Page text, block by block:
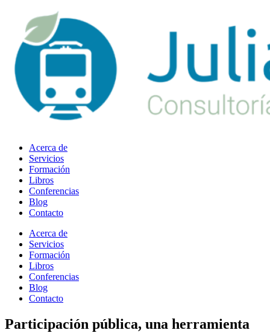
contenido
Acerca de
Servicios
Formación
Libros
Conferencias
Blog
Contacto
Acerca de
Servicios
Formación
Libros
Conferencias
Blog
Contacto
Participación pública, una herramienta